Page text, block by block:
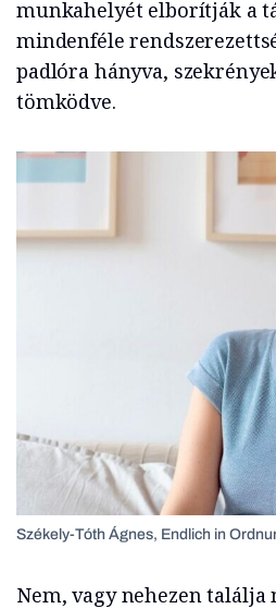
munkahelyét elborítják a
mindenféle
padlóra hányva,
tömködve.
Székely-Tóth Ágnes, Endlich in
Nem, vagy nehezen találja